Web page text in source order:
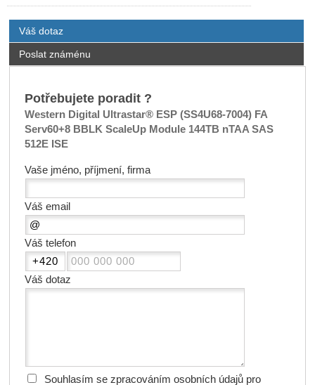
Váš dotaz
Poslat známénu
Potřebujete poradit ?
Western Digital Ultrastar® ESP (SS4U68-7004) FA
Serv60+8 BBLK ScaleUp Module 144TB nTAA SAS
512E ISE
Vaše jméno, příjmení, firma
Váš email
Váš telefon
Váš dotaz
Souhlasím se zpracováním osobních údajů pro